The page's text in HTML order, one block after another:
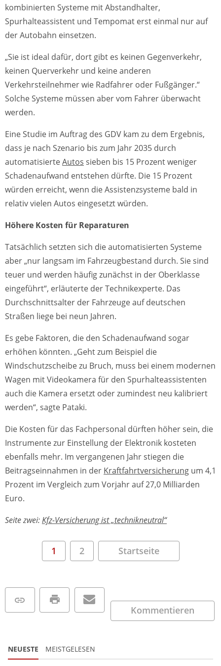
kombinierten Systeme mit Abstandhalter,
Spurhalteassistent und Tempomat erst einmal nur auf
der Autobahn einsetzen.
„Sie ist ideal dafür, dort gibt es keinen Gegenverkehr,
keinen Querverkehr und keine anderen
Verkehrsteilnehmer wie Radfahrer oder Fußgänger.“
Solche Systeme müssen aber vom Fahrer überwacht
werden.
Eine Studie im Auftrag des GDV kam zu dem Ergebnis,
dass je nach Szenario bis zum Jahr 2035 durch
automatisierteAutos sieben bis 15 Prozent weniger
Schadenaufwand entstehen dürfte. Die 15 Prozent
würden erreicht, wenn die Assistenzsysteme bald in
relativ vielen Autos eingesetzt würden.
Höhere Kosten für Reparaturen
Tatsächlich setzten sich die automatisierten Systeme
aber „nur langsam im Fahrzeugbestand durch. Sie sind
teuer und werden häufig zunächst in der Oberklasse
eingeführt“, erläuterte der Technikexperte. Das
Durchschnittsalter der Fahrzeuge auf deutschen
Straßen liege bei neun Jahren.
Es gebe Faktoren, die den Schadenaufwand sogar
erhöhen könnten. „Geht zum Beispiel die
Windschutzscheibe zu Bruch, muss bei einem modernen
Wagen mit Videokamera für den Spurhalteassistenten
auch die Kamera ersetzt oder zumindest neu kalibriert
werden“, sagte Pataki.
Die Kosten für das Fachpersonal dürften höher sein, die
Instrumente zur Einstellung der Elektronik kosteten
ebenfalls mehr. Im vergangenen Jahr stiegen die
Beitragseinnahmen in der Kraftfahrtversicherung um 4,1
Prozent im Vergleich zum Vorjahr auf 27,0 Milliarden
Euro.
Seite zwei:Kfz-Versicherung ist „technikneutral“
1 2 Startseite
Kommentieren
NEUESTE MEISTGELESEN